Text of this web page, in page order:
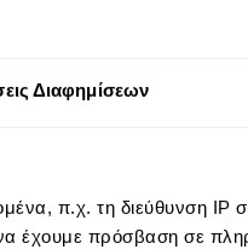
Διαφημίσεων
π.χ. τη διεύθυνση IP
έχουμε πρόσβαση σε